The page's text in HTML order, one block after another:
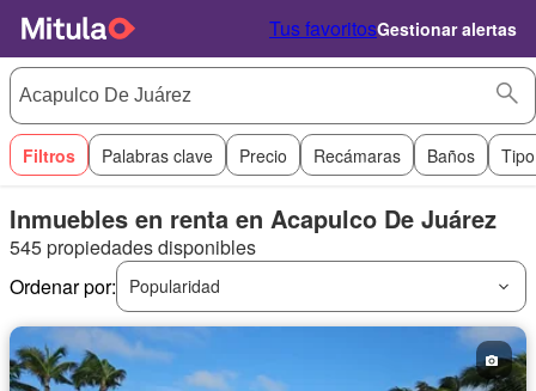
Tus favoritosGestionar alertas
Filtros Palabras clave Precio Recámaras Baños
Inmuebles en renta en Acapulco De Juárez
545 propiedades disponibles
Ordenar por:
Popularidad